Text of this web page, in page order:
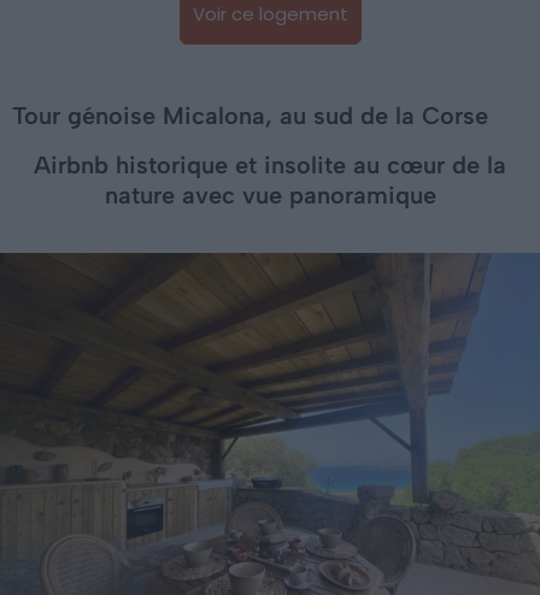
Voir ce logement
Tour génoise Micalona, au sud de la Corse
Airbnb historique et insolite au cœur de la
nature avec vue panoramique